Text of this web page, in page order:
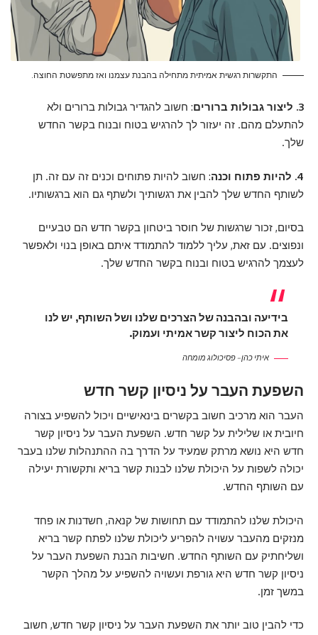
התקשרות רגשית אמיתית מתחילה בהבנת עצמנו ואז מתפשטת החוצה.
3. ליצור גבולות ברורים
: חשוב להגדיר גבולות ברורים ולא
להתעלם מהם. זה יעזור לך להרגיש בטוח ובנוח בקשר החדש
שלך.
4. להיות פתוח וכנה
: חשוב להיות פתוחים וכנים זה עם זה. תן
לשותף החדש שלך להבין את רגשותיך ולשתף גם הוא ברגשותיו.
בסיום, זכור שרגשות של חוסר ביטחון בקשר חדש הם טבעיים
ונפוצים. עם זאת, עליך ללמוד להתמודד איתם באופן בנוי ולאפשר
לעצמך להרגיש בטוח ובנוח בקשר החדש שלך.
בידיעה ובהבנה של הצרכים שלנו ושל השותף, יש לנו
את הכוח ליצור קשר אמיתי ועמוק.
איתי כהן – פסיכולוג מומחה
השפעת העבר על ניסיון קשר חדש
העבר הוא מרכיב חשוב בקשרים בינאישיים ויכול להשפיע בצורה
חיובית או שלילית על קשר חדש. השפעת העבר על ניסיון קשר
חדש היא נושא מרתק שמעיד על הדרך בה ההתנהלות שלנו בעבר
יכולה לשפות על היכולת שלנו לבנות קשר בריא ותקשורת יעילה
עם השותף החדש.
היכולת שלנו להתמודד עם תחושות של קנאה, חשדנות או פחד
מנזקים מהעבר עשויה להפריע ליכולת שלנו לפתח קשר בריא
ושליחתיק עם השותף החדש. חשיבות הבנת השפעת העבר על
ניסיון קשר חדש היא גורפת ועשויה להשפיע על מהלך הקשר
במשך זמן.
כדי להבין טוב יותר את השפעת העבר על ניסיון קשר חדש, חשוב